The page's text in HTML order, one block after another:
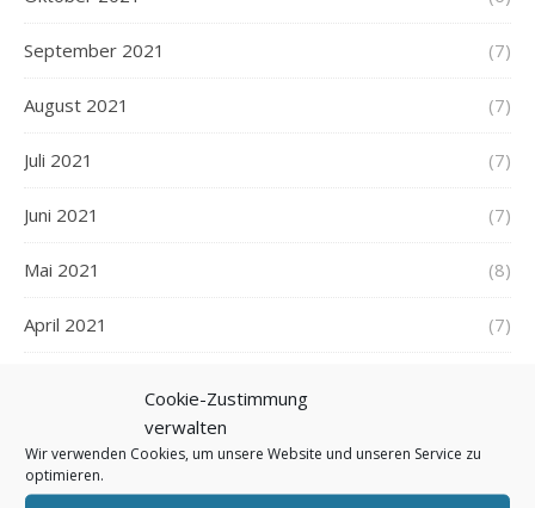
Cookie-Zustimmung
verwalten
Wir verwenden Cookies, um unsere Website und unseren Service zu
optimieren.
September 2021 (7)
August 2021 (7)
Juli 2021 (7)
Juni 2021 (7)
Mai 2021 (8)
April 2021 (7)
Januar 2021 (8)